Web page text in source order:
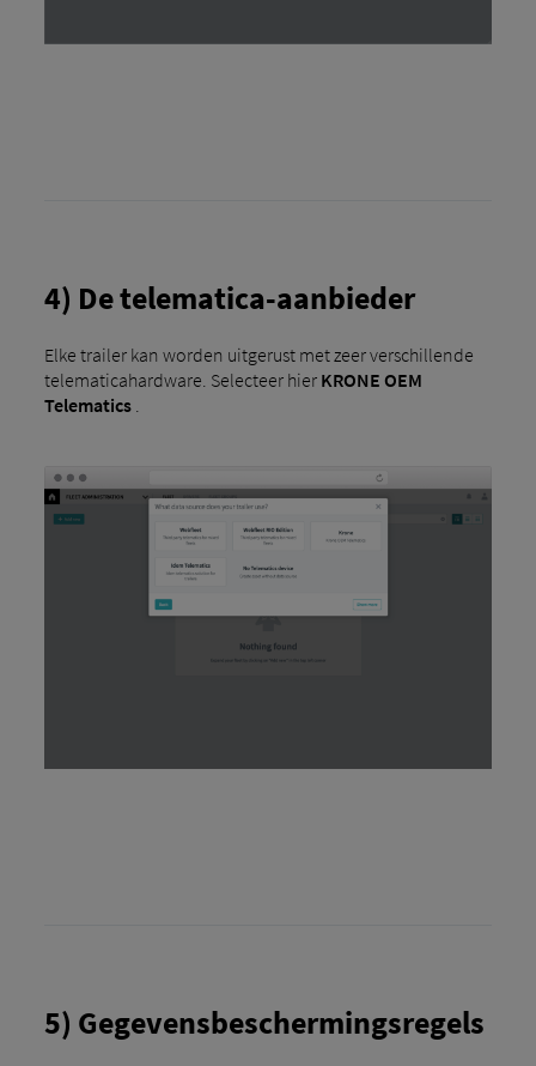
4) De telematica-aanbieder
Elke trailer kan worden uitgerust met zeer verschillende
telematicahardware. Selecteer hier KRONE OEM
Telematics.
5) Gegevensbeschermingsregels